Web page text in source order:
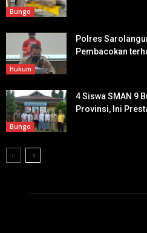
Bungo
Hukum
Polres
Pembacokan
Bungo
4 Siswa SMAN 9
Provinsi, Ini